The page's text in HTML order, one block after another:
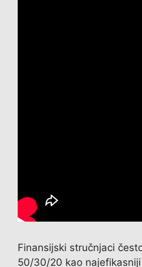
Finansijski stručnjaci
50/30/20 kao